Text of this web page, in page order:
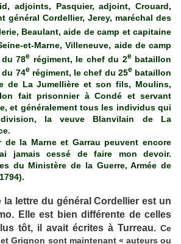
adjoints, Pasquier, adjoint, Crouard,
général Cordellier, Jerey, maréchal des
Beaulant, aide de camp et capitaine
et-Marne, Villeneuve, aide de camp
78e régiment, le chef du 2ebataillon
du 74erégiment, le chef du 25ebataillon
de La Jumellière et son fils, Moulins,
fait prisonnier à Condé et servant
et généralement tous les individus qui
la veuve Blanvilain de La
de la Marne et Garrau peuvent encore
jamais cessé de faire mon devoir.
du Ministère de la Guerre, Armée de
la lettre du général Cordellier est un
Elle est bien différente de celles
tôt, il avait écrites à Turreau. Ce
Grignon sont maintenant « auteurs ou